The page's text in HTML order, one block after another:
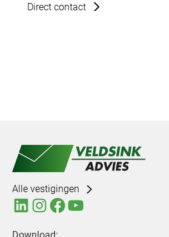
Direct contact
Alle vestigingen